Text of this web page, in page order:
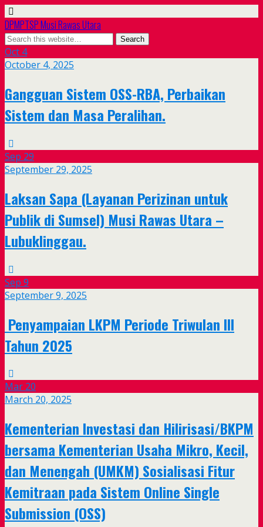
DPMPTSP Musi Rawas Utara
Oct 4
October 4, 2025
Gangguan Sistem OSS-RBA, Perbaikan
Sistem dan Masa Peralihan.
Sep 29
September 29, 2025
Laksan Sapa (Layanan Perizinan untuk
Publik di Sumsel) Musi Rawas Utara –
Lubuklinggau.
Sep 9
September 9, 2025
Penyampaian LKPM Periode Triwulan III
Tahun 2025
Mar 20
March 20, 2025
Kementerian Investasi dan Hilirisasi/BKPM
bersama Kementerian Usaha Mikro, Kecil,
dan Menengah (UMKM) Sosialisasi Fitur
Kemitraan pada Sistem Online Single
Submission (OSS)